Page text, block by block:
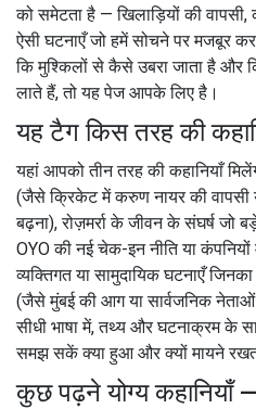
को समेटता है — खिलाड़ियों की
ऐसी घटनाएँ जो हमें सोचने पर मजबूर
कि मुश्किलों से कैसे उबरा जाता है और
लाते हैं, तो यह पेज आपके लिए है।
यह टैग किस तरह की
यहां आपको तीन तरह की कहानियाँ
(जैसे क्रिकेट में करुण नायर की वापसी
बढ़ना), रोज़मर्रा के जीवन के संघर्ष
OYO की नई चेक-इन नीति या
व्यक्तिगत या सामुदायिक घटनाएँ
(जैसे मुंबई की आग या सार्वजनिक
सीधी भाषा में, तथ्य और घटनाक्रम के
समझ सकें क्या हुआ और क्यों मायने
कुछ पढ़ने योग्य कहानियाँ